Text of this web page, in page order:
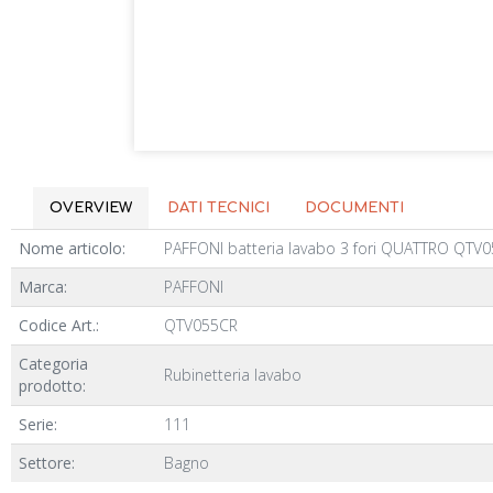
OVERVIEW DATI TECNICI DOCUMENTI
Nome articolo:
PAFFONI batteria lavabo 3 fori QUATTRO
Marca:
PAFFONI
Codice Art.:
QTV055CR
Categoria
prodotto:
Rubinetteria lavabo
Serie:
111
Settore:
Bagno